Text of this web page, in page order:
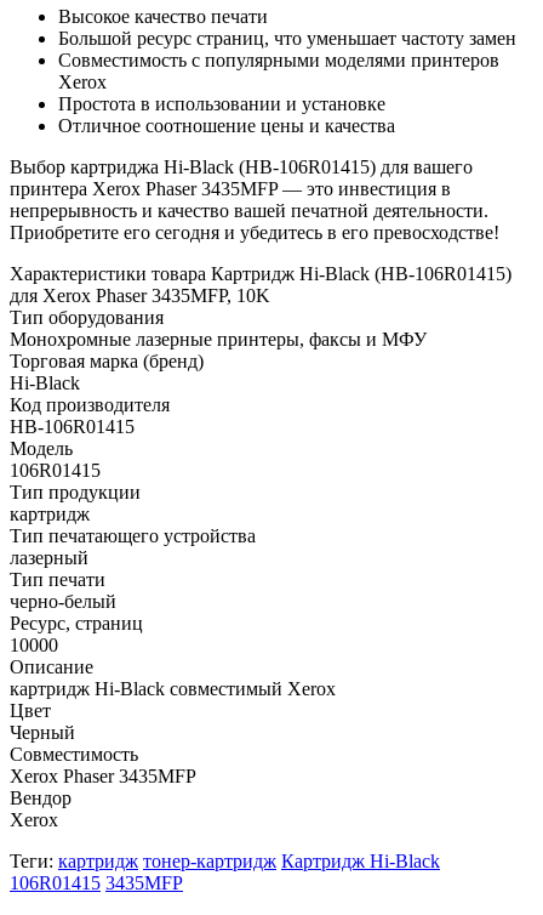
Высокое качество печати
Большой ресурс страниц, что уменьшает частоту замен
Совместимость с популярными моделями принтеров
Xerox
Простота в использовании и установке
Отличное соотношение цены и качества
Выбор картриджа Hi-Black (HB-106R01415) для вашего
принтера Xerox Phaser 3435MFP — это инвестиция в
непрерывность и качество вашей печатной деятельности.
Приобретите его сегодня и убедитесь в его превосходстве!
Характеристики товара Картридж Hi-Black (HB-106R01415)
для Xerox Phaser 3435MFP, 10K
Тип оборудования
Монохромные лазерные принтеры, факсы и МФУ
Торговая марка (бренд)
Hi-Black
Код производителя
HB-106R01415
Модель
106R01415
Тип продукции
картридж
Тип печатающего устройства
лазерный
Тип печати
черно-белый
Ресурс, страниц
10000
Описание
картридж Hi-Black совместимый Xerox
Цвет
Черный
Совместимость
Xerox Phaser 3435MFP
Вендор
Xerox
Теги: картридж тонер-картридж Картридж Hi-Black
106R01415 3435MFP